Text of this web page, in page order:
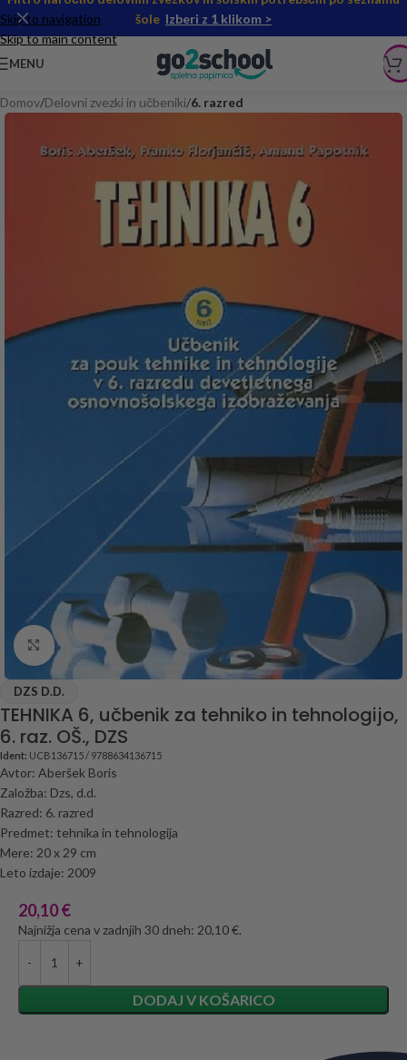
Skip to navigation
Skip to main content
šole Izberi z 1 klikom >
MENU
Domov Delovni zvezki in učbeniki 6. razred
Click to enlarge
DZS D.D.
TEHNIKA 6, učbenik za tehniko in tehnologijo,
6. raz. OŠ., DZS
Ident: UCB136715 / 9788634136715
Avtor: Aberšek Boris
Založba: Dzs, d.d.
Razred: 6. razred
Predmet: tehnika in tehnologija
Mere: 20 x 29 cm
Leto izdaje: 2009
20,10€
Najnižja cena v zadnjih 30 dneh: 20,10 €.
DODAJ V KOŠARICO